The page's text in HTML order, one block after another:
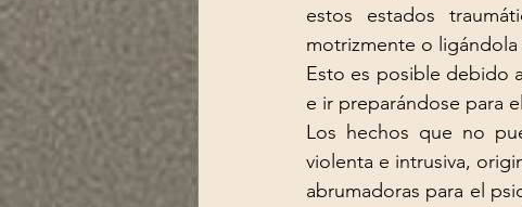
estos estados
motrizmente o ligándola
Esto es posible debido
e ir preparándose para
Los hechos que no
violenta e intrusiva,
abrumadoras para el